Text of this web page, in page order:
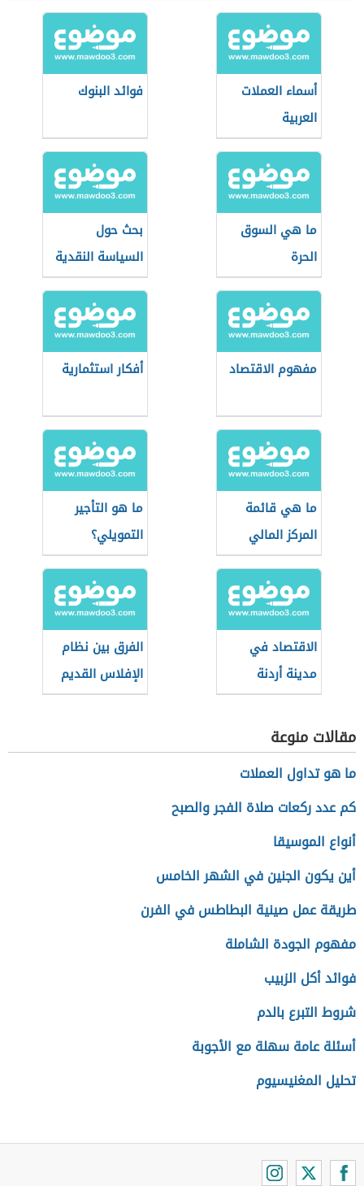
أسماء العملات
العربية
فوائد البنوك
ما هي السوق
الحرة
بحث حول
السياسة النقدية
مفهوم الاقتصاد أفكار استثمارية
ما هي قائمة
المركز المالي
ما هو التأجير
التمويلي؟
الاقتصاد في
مدينة أردنة
الفرق بين نظام
الإفلاس القديم
والجديد السعودي
مقالات منوعة
ما هو تداول العملات
كم عدد ركعات صلاة الفجر والصبح
أنواع الموسيقا
أين يكون الجنين في الشهر الخامس
طريقة عمل صينية البطاطس في الفرن
مفهوم الجودة الشاملة
فوائد أكل الزبيب
شروط التبرع بالدم
أسئلة عامة سهلة مع الأجوبة
تحليل المغنيسيوم